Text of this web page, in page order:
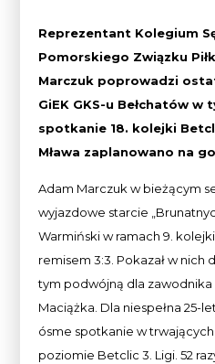
Reprezentant Kolegium
Pomorskiego Związku
Marczuk poprowadzi
GiEK GKS-u Bełchatów
spotkanie 18. kolejki
Mława zaplanowano na
Adam Marczuk w bieżącym
wyjazdowe starcie
Warmiński w ramach 9.
remisem 3:3. Pokazał w nich
tym podwójną dla zawodnika
Maciążka. Dla niespełna 25-
ósme spotkanie w
poziomie Betclic 3. Ligi. 52